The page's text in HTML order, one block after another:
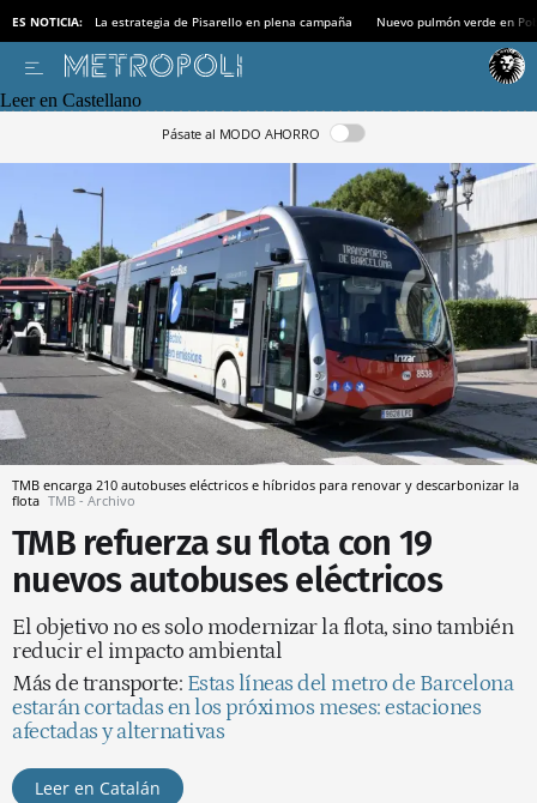
ES NOTICIA: La estrategia de Pisarello en plena campaña Nuevo pulmón verde en
Leer en Castellano
Pásate al MODO AHORRO
TMB encarga 210 autobuses eléctricos e híbridos para renovar y descarbonizar la
flota TMB - Archivo
TMB refuerza su flota con 19
nuevos autobuses eléctricos
El objetivo no es solo modernizar la flota, sino también
reducir el impacto ambiental
Más de transporte: Estas líneas del metro de Barcelona
estarán cortadas en los próximos meses: estaciones
afectadas y alternativas
Leer en Catalán